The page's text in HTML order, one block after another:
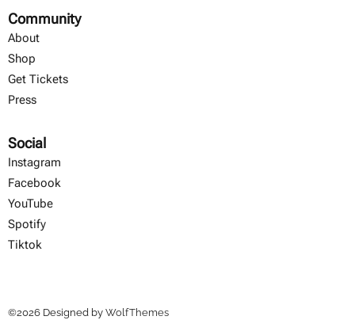
Community
About
Shop
Get Tickets
Press
Social
Instagram
Facebook
YouTube
Spotify
Tiktok
©2026 Designed by WolfThemes